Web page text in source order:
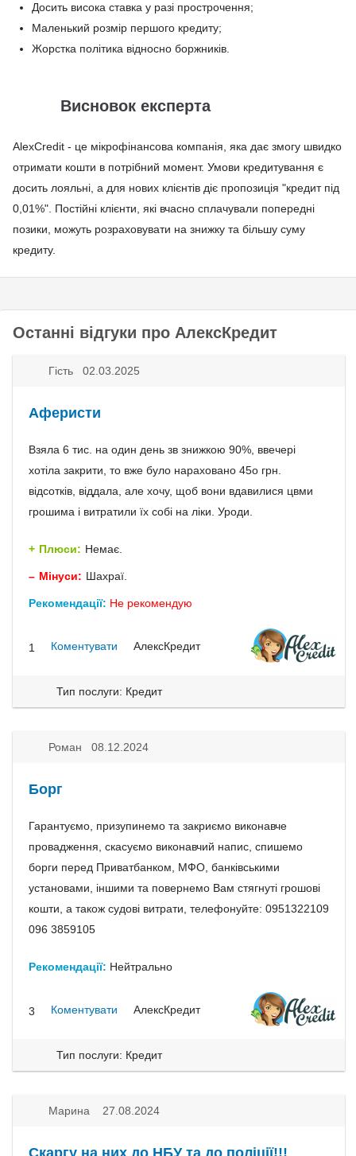
Досить висока ставка у разі прострочення;
Маленький розмір першого кредиту;
Жорстка політика відносно боржників.
Висновок експерта
AlexCredit - це мікрофінансова компанія, яка дає змогу швидко
отримати кошти в потрібний момент. Умови кредитування є
досить лояльні, а для нових клієнтів діє пропозиція "кредит під
0,01%". Постійні клієнти, які вчасно сплачували попередні
позики, можуть розраховувати на знижку та більшу суму
кредиту.
Останні відгуки про АлексКредит
Гість 02.03.2025
Аферисти
Взяла 6 тис. на один день зв знижкою 90%, ввечері
хотіла закрити, то вже було нараховано 45о грн.
відсотків, віддала, але хочу, щоб вони вдавилися цвми
грошима і витратили їх собі на ліки. Уроди.
Плюси: Немає.
Мінуси: Шахраї.
Рекомендації: Не рекомендую
1 Коментувати АлексКредит
Тип послуги: Кредит
Роман 08.12.2024
Борг
Гарантуємо, призупинемо та закриємо виконавче
провадження, скасуємо виконавчий напис, спишемо
борги перед Приватбанком, МФО, банківськими
установами, іншими та повернемо Вам стягнуті грошові
кошти, а також судові витрати, телефонуйте: 0951322109
096 3859105
Рекомендації: Нейтрально
3 Коментувати АлексКредит
Тип послуги: Кредит
Марина 27.08.2024